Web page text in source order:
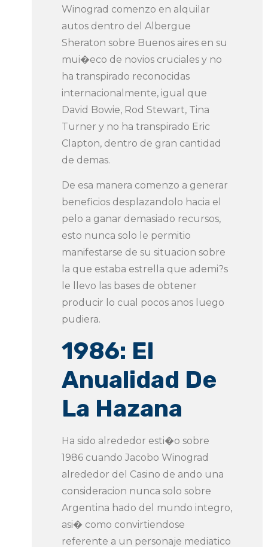
Winograd comenzo en alquilar
autos dentro del Albergue
Sheraton sobre Buenos aires en su
mui�eco de novios cruciales y no
ha transpirado reconocidas
internacionalmente, igual que
David Bowie, Rod Stewart, Tina
Turner y no ha transpirado Eric
Clapton, dentro de gran cantidad
de demas.
De esa manera comenzo a generar
beneficios desplazandolo hacia el
pelo a ganar demasiado recursos,
esto nunca solo le permitio
manifestarse de su situacion sobre
la que estaba estrella que ademi?s
le llevo las bases de obtener
producir lo cual pocos anos luego
pudiera.
1986: El
Anualidad De
La Hazana
Ha sido alrededor esti�o sobre
1986 cuando Jacobo Winograd
alrededor del Casino de ando una
consideracion nunca solo sobre
Argentina hado del mundo integro,
asi� como convirtiendose
referente a un personaje mediatico